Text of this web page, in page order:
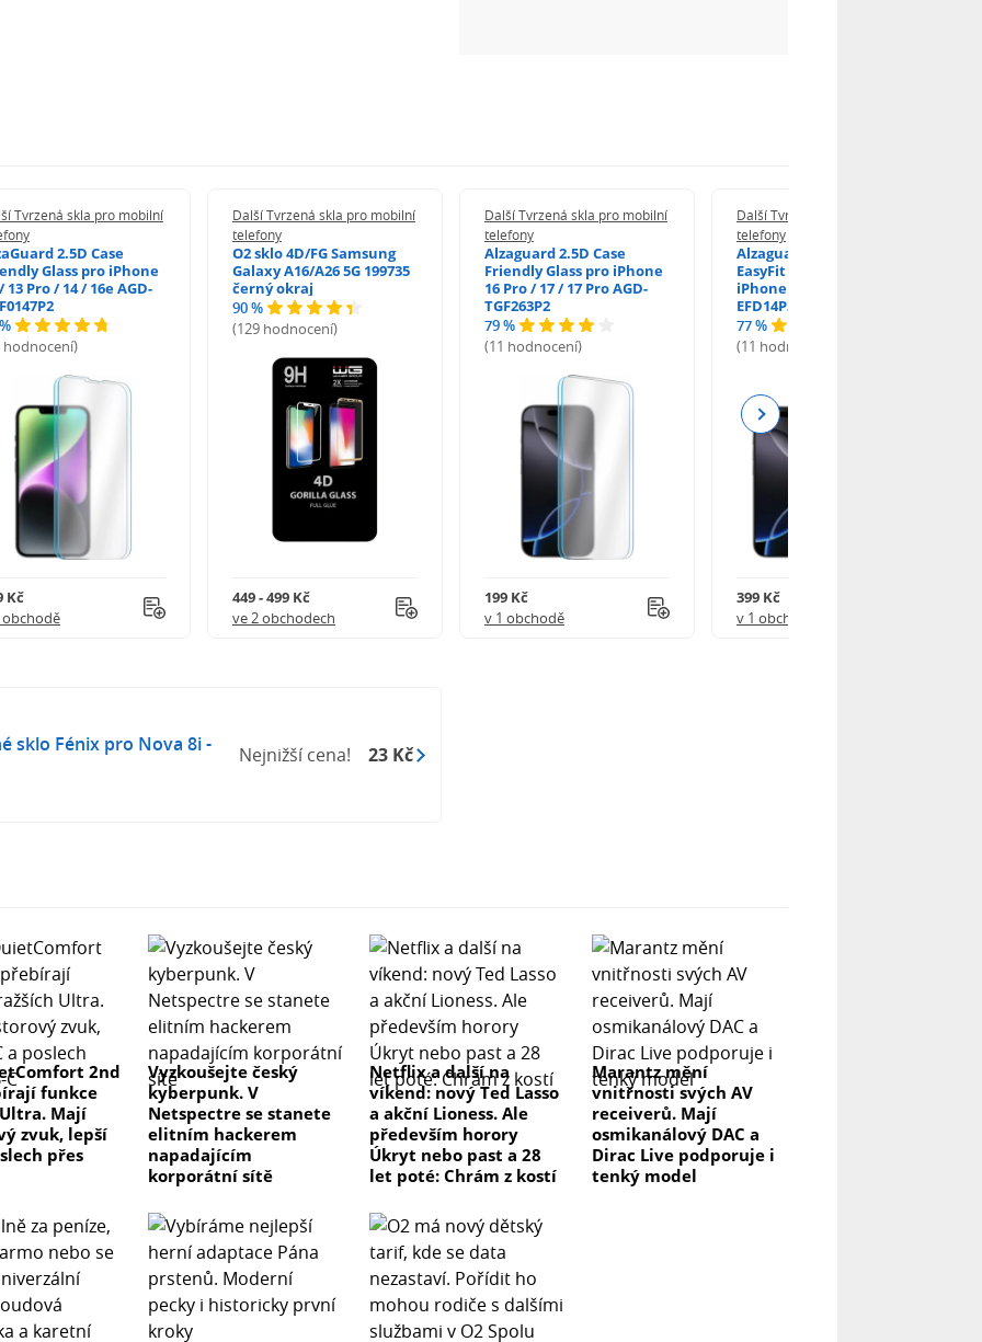
Tvrzená skla pro mobilní
2.5D Case
Glass pro iPhone
13 Pro / 14 / 16e AGD-
hodnocení)
Kč
obchodě
Další Tvrzená skla pro mobilní
telefony
O2 sklo 4D/FG Samsung
Galaxy A16/A26 5G 199735
černý okraj
90 %
(129 hodnocení)
449 - 499 Kč
ve 2 obchodech
Další Tvrzená skla pro mobilní
telefony
Alzaguard 2.5D Case
Friendly Glass pro iPhone
16 Pro / 17 / 17 Pro AGD-
TGF263P2
79 %
(11 hodnocení)
199 Kč
v 1 obchodě
Další Tvrzená skla pro mobilní
telefony
Alzaguard 2.5D Glass
EasyFit DustFree pro
iPhone 16 Pro / 17 AGD-
EFD14P3
77 %
(11 hodnocení)
399 Kč
v 1 obchodě
Next
sklo Fénix pro Nova 8i -
Nejnižší cena! 23 Kč
2nd
funkce
Mají
zvuk, lepší
přes
Vyzkoušejte český
kyberpunk. V
Netspectre se stanete
elitním hackerem
napadajícím
korporátní sítě
Netflix a další na
víkend: nový Ted Lasso
a akční Lioness. Ale
především horory
Úkryt nebo past a 28
let poté: Chrám z kostí
Marantz mění
vnitřnosti svých AV
receiverů. Mají
osmikanálový DAC a
Dirac Live podporuje i
tenký model